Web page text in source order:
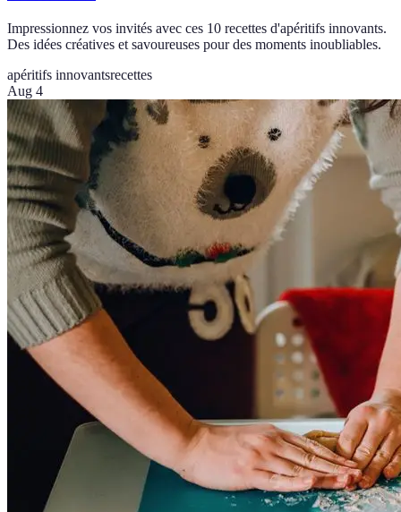
Impressionnez vos invités avec ces 10 recettes d'apéritifs innovants.
Des idées créatives et savoureuses pour des moments inoubliables.
apéritifs innovantsrecettes
Aug 4